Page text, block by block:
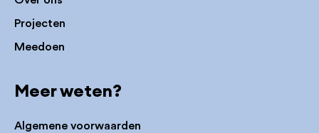
Projecten
Meedoen
Meer weten?
Algemene voorwaarden